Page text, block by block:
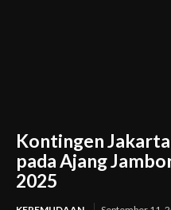
Kontingen
pada Ajang
2025